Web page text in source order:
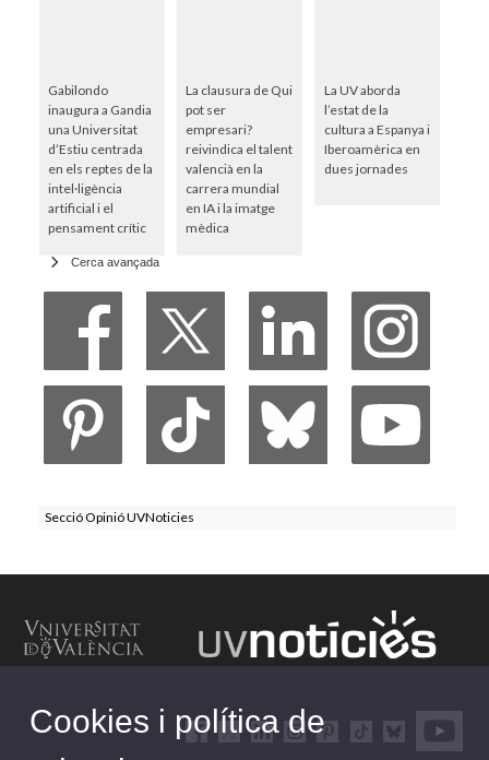
Gabilondo
inaugura a Gandia
una Universitat
d’Estiu centrada
en els reptes de la
intel·ligència
artificial i el
pensament crític
La clausura de Qui
pot ser
empresari?
reivindica el talent
valencià en la
carrera mundial
en IA i la imatge
mèdica
La UV aborda
l’estat de la
cultura a Espanya i
Iberoamèrica en
dues jornades
Cerca avançada
Secció Opinió UVNoticies
Cookies i política de